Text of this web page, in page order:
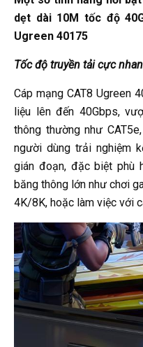
dẹt dài 10M tốc độ
Ugreen 40175
Tốc độ truyền tải cực
Cáp mạng CAT8 Ugreen
liệu lên đến 40Gbps,
thông thường như
người dùng trải nghiệm
gián đoạn, đặc biệt phù
băng thông lớn như chơi
4K/8K, hoặc làm việc với